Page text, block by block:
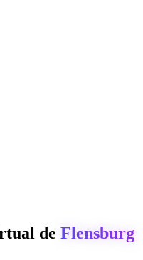
de Flensburg